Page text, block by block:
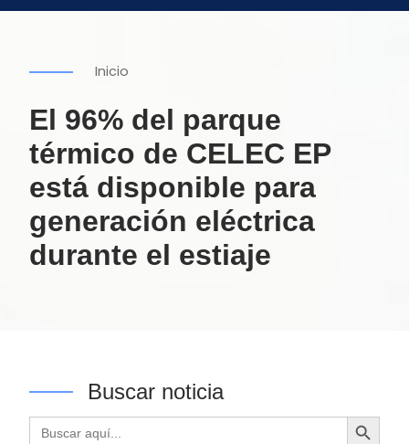
Inicio
El 96% del parque
térmico de CELEC EP
está disponible para
generación eléctrica
durante el estiaje
Buscar noticia
Buscar: Botón de búsqueda